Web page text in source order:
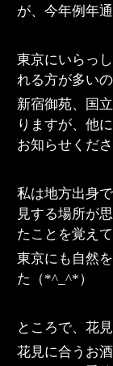
が、今年例年
東京にいらっ
れる方が多い
新宿御苑、国
りますが、他
お知らせくだ
私は地方出身
見する場所が
たことを覚え
東京にも自然
た（*^_^*）
ところで、花
花見に合うお